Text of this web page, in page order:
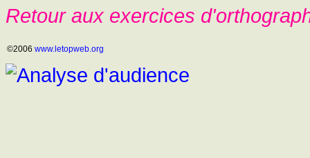
Retour aux exercices
©2006 www.letopweb.org